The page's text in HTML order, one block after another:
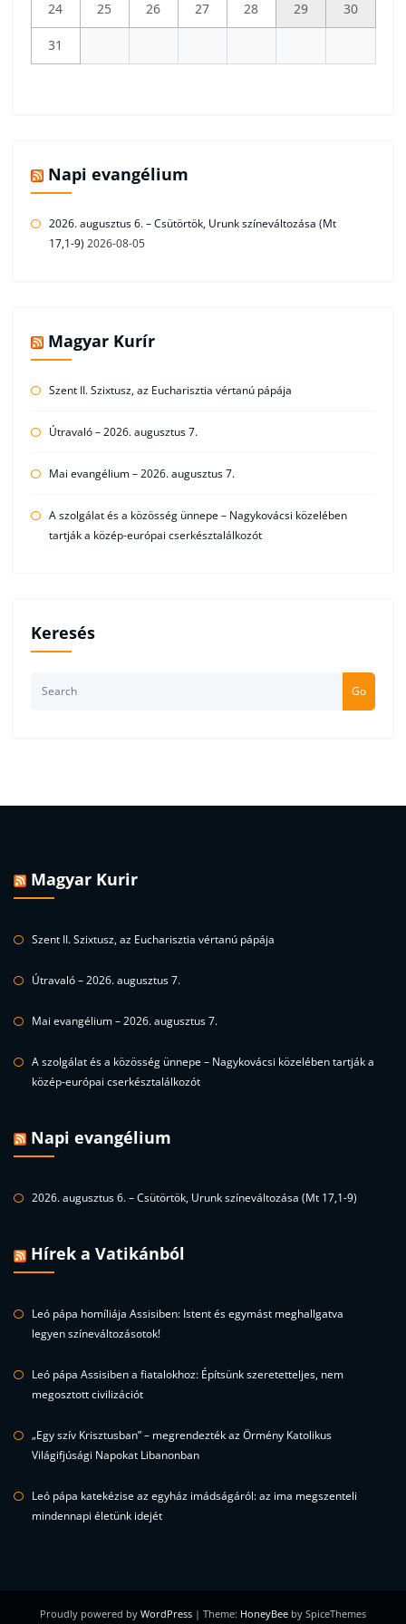
24 25 26 27 28 29 30
31
Napi evangélium
2026. augusztus 6. – Csütörtök, Urunk színeváltozása (Mt
17,1-9) 2026-08-05
Magyar Kurír
Szent II. Szixtusz, az Eucharisztia vértanú pápája
Útravaló – 2026. augusztus 7.
Mai evangélium – 2026. augusztus 7.
A szolgálat és a közösség ünnepe – Nagykovácsi közelében
tartják a közép-európai cserkésztalálkozót
Keresés
Go
Magyar Kurir
Szent II. Szixtusz, az Eucharisztia vértanú pápája
Útravaló – 2026. augusztus 7.
Mai evangélium – 2026. augusztus 7.
A szolgálat és a közösség ünnepe – Nagykovácsi közelében tartják a
közép-európai cserkésztalálkozót
Napi evangélium
2026. augusztus 6. – Csütörtök, Urunk színeváltozása (Mt 17,1-9)
Hírek a Vatikánból
Leó pápa homíliája Assisiben: Istent és egymást meghallgatva
legyen színeváltozásotok!
Leó pápa Assisiben a fiatalokhoz: Építsünk szeretetteljes, nem
megosztott civilizációt
„Egy szív Krisztusban” – megrendezték az Örmény Katolikus
Világifjúsági Napokat Libanonban
Leó pápa katekézise az egyház imádságáról: az ima megszenteli
mindennapi életünk idejét
Proudly powered by WordPress | Theme: HoneyBee by SpiceThemes